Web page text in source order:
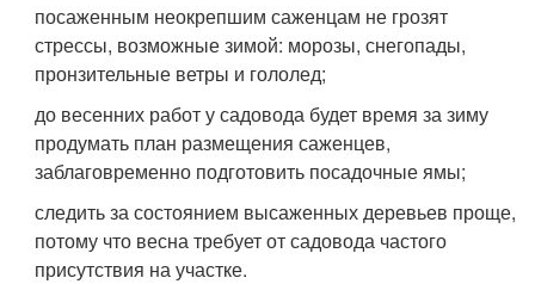
посаженным неокрепшим саженцам не грозят
стрессы, возможные зимой: морозы, снегопады,
пронзительные ветры и гололед;
до весенних работ у садовода будет время за зиму
продумать план размещения саженцев,
заблаговременно подготовить посадочные ямы;
следить за состоянием высаженных деревьев проще,
потому что весна требует от садовода частого
присутствия на участке.